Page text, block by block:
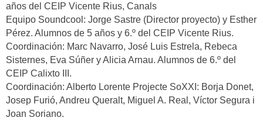
años del CEIP Vicente Rius, Canals
Equipo Soundcool: Jorge Sastre (Director proyecto) y Esther
Pérez. Alumnos de 5 años y 6.º del CEIP Vicente Rius.
Coordinación: Marc Navarro, José Luis Estrela, Rebeca
Sisternes, Eva Súñer y Alicia Arnau. Alumnos de 6.º del
CEIP Calixto III.
Coordinación: Alberto Lorente Projecte SoXXI: Borja Donet,
Josep Furió, Andreu Queralt, Miguel A. Real, Víctor Segura i
Joan Soriano.